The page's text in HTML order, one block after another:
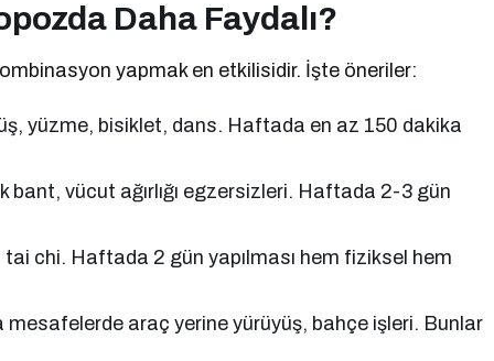
Daha Faydalı?
yapmak en etkilisidir. İşte öneriler:
yüzme, bisiklet, dans. Haftada en az 150 dakika
vücut ağırlığı egzersizleri. Haftada 2-3 gün
chi. Haftada 2 gün yapılması hem fiziksel hem
araç yerine yürüyüş, bahçe işleri. Bunlar